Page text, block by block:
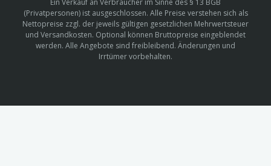
Ein Verkauf an Verbraucher im Sinne des § 13 BGB
(Privatpersonen) ist ausgeschlossen. Alle Preise verstehen sich als
Nettopreise zzgl. der jeweils gültigen gesetzlichen Mehrwertsteuer
und Versandkosten. Optional können Bruttopreise eingeblendet
werden. Alle Angebote sind freibleibend. Änderungen und
Irrtümer vorbehalten.